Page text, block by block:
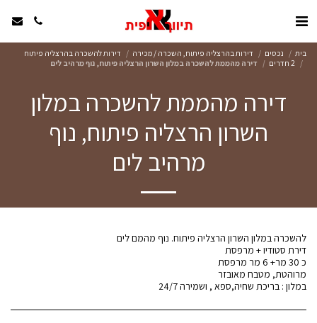
בית נכסים דירות בהרצליה פיתוח, השכרה / מכירה
דירות להשכרה בהרצליה פיתוח
2 חדרים
דירה מהממת להשכרה במלון השרון הרצליה פיתוח, נוף מרהיב לים
דירה מהממת להשכרה במלון
השרון הרצליה פיתוח, נוף
מרהיב לים
במלון : בריכת שחיה,ספא , ושמירה 24/7